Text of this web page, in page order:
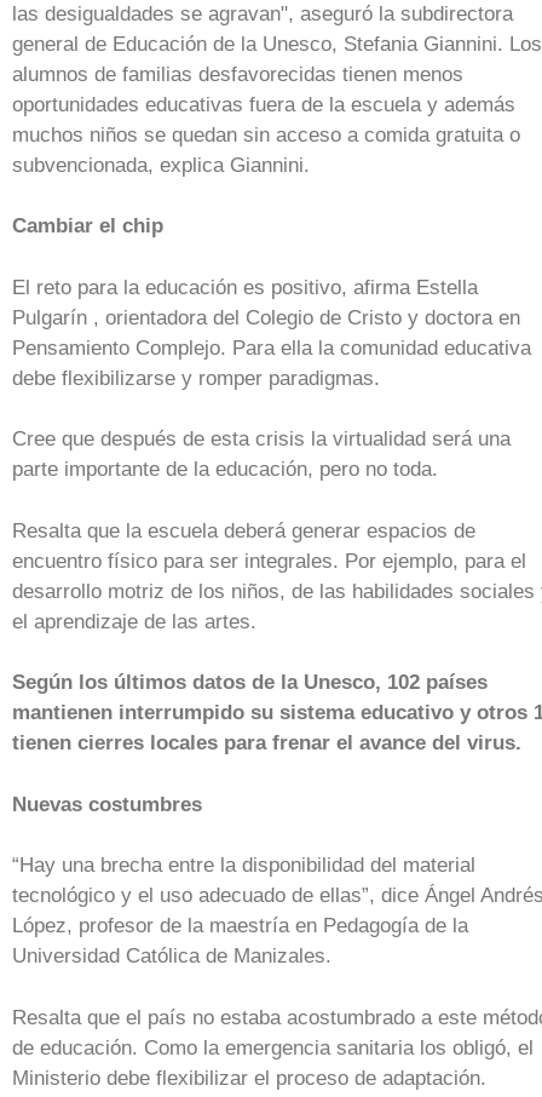
las desigualdades se agravan", aseguró la subdirectora
general de Educación de la Unesco, Stefania Giannini. Los
alumnos de familias desfavorecidas tienen menos
oportunidades educativas fuera de la escuela y además
muchos niños se quedan sin acceso a comida gratuita o
subvencionada, explica Giannini.
Cambiar el chip
El reto para la educación es positivo, afirma Estella
Pulgarín , orientadora del Colegio de Cristo y doctora en
Pensamiento Complejo. Para ella la comunidad educativa
debe flexibilizarse y romper paradigmas.
Cree que después de esta crisis la virtualidad será una
parte importante de la educación, pero no toda.
Resalta que la escuela deberá generar espacios de
encuentro físico para ser integrales. Por ejemplo, para el
desarrollo motriz de los niños, de las habilidades sociales
el aprendizaje de las artes.
Según los últimos datos de la Unesco, 102 países
mantienen interrumpido su sistema educativo y otros
tienen cierres locales para frenar el avance del virus.
Nuevas costumbres
“Hay una brecha entre la disponibilidad del material
tecnológico y el uso adecuado de ellas”, dice Ángel
López, profesor de la maestría en Pedagogía de la
Universidad Católica de Manizales.
Resalta que el país no estaba acostumbrado a este
de educación. Como la emergencia sanitaria los obligó, el
Ministerio debe flexibilizar el proceso de adaptación.